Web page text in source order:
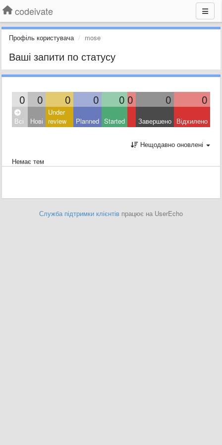
codeivate
Профіль користувача mose
Ваші запити по статусу
0 0 0 0 0 0 0 0
Всі Нові
Under
review
Planned Started Завершено Відхилено
Нещодавно оновлені
Немає тем
Служба підтримки клієнтів працює на UserEcho